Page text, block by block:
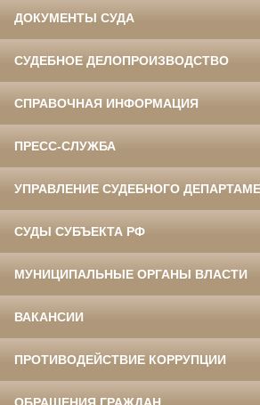
ДОКУМЕНТЫ СУДА
СУДЕБНОЕ ДЕЛОПРОИЗВОДСТВО
СПРАВОЧНАЯ ИНФОРМАЦИЯ
ПРЕСС-СЛУЖБА
УПРАВЛЕНИЕ СУДЕБНОГО
СУДЫ СУБЪЕКТА РФ
МУНИЦИПАЛЬНЫЕ ОРГАНЫ ВЛАСТИ
ВАКАНСИИ
ПРОТИВОДЕЙСТВИЕ КОРРУПЦИИ